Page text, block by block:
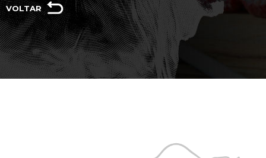
VOLTAR